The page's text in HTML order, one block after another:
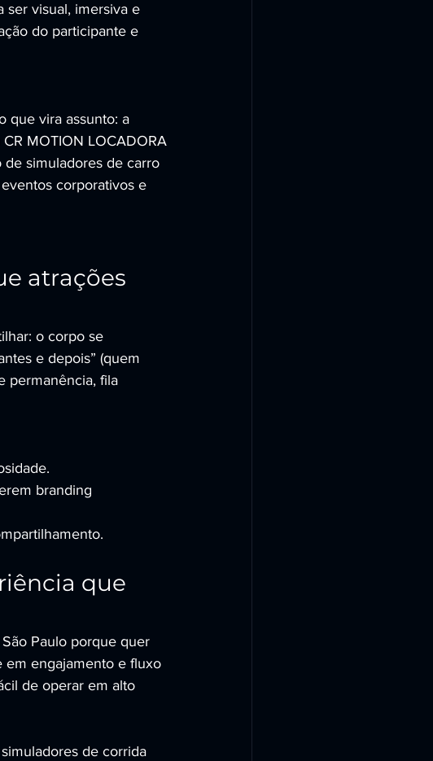
ser visual, imersiva e
do participante e
que vira assunto: a
MOTION LOCADORA
de simuladores de carro
corporativos e
atrações
o corpo se
e depois” (quem
permanência, fila
branding
que
Paulo porque quer
em engajamento e fluxo
de operar em alto
de corrida